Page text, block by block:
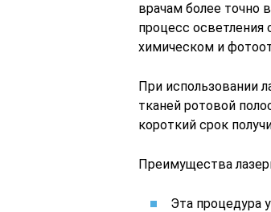
врачам более точно
процесс осветления
химическом и
При использовании
тканей ротовой
короткий срок
Преимущества
Эта процедура